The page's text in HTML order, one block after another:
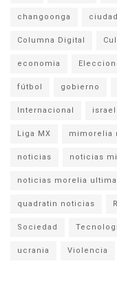
changoonga ciudad
Columna Digital
economia
fútbol gobierno
Internacional israel
Liga MX mimorelia
noticias noticias
noticias morelia ultima
quadratin noticias
Sociedad
ucrania Violencia